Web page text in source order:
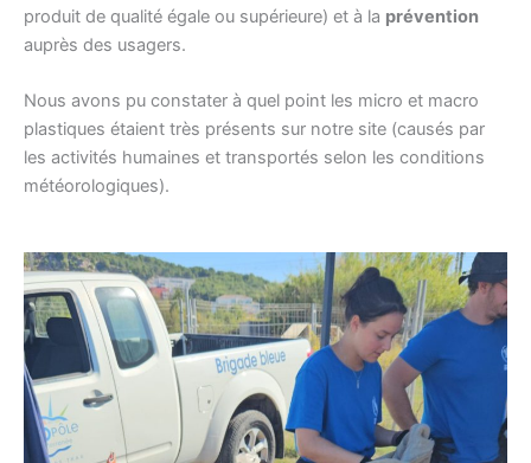
produit de qualité égale ou supérieure) et à la prévention
auprès des usagers.
Nous avons pu constater à quel point les micro et macro
plastiques étaient très présents sur notre site (causés par
les activités humaines et transportés selon les conditions
météorologiques).